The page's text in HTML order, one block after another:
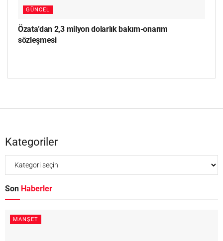
GÜNCEL
Özata’dan 2,3 milyon dolarlık bakım-onarım
sözleşmesi
Kategoriler
Son Haberler
MANŞET